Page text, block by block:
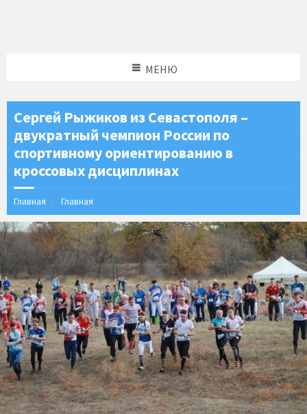
МЕНЮ
Сергей Рыжиков из Севастополя –
двукратный чемпион России по
спортивному ориентированию в
кроссовых дисциплинах
Главная Главная